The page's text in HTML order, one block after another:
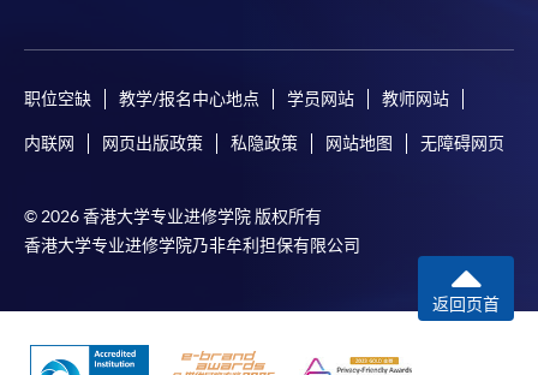
职位空缺 教学/报名中心地点 学员网站 教师网站
内联网 网页出版政策 私隐政策 网站地图 无障碍网页
© 2026 香港大学专业进修学院 版权所有
香港大学专业进修学院乃非牟利担保有限公司
返回页首